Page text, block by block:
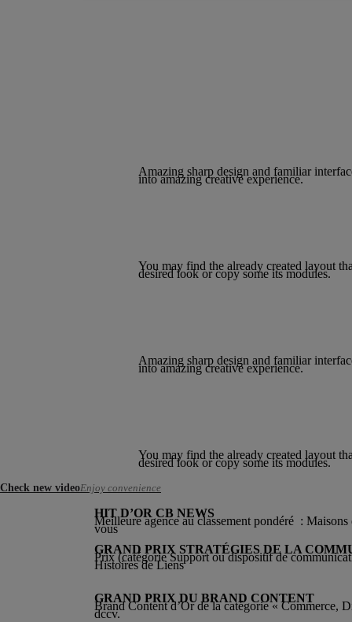
Amazing sharp design and familiar
into amazing creative experience.
You may find the already created layout
desired look or copy some its modules.
Amazing sharp design and familiar
into amazing creative experience.
You may find the already created layout
desired look or copy some its modules.
Check new videoEnjoy convenience
HIT D’OR CB NEWS
Meilleure agence au classement pondéré :
vous
GRAND PRIX STRATÉGIES DE LA
Prix (catégorie Support ou dispositif de
Histoires de Liens
GRAND PRIX DU BRAND CONTENT
Brand Content d’Or de la catégorie « Commerce,
dccv.